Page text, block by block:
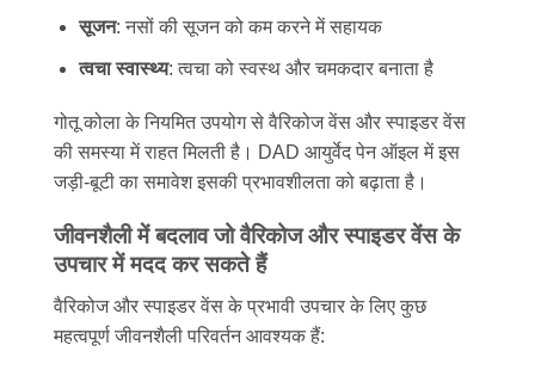
सूजन: नसों की सूजन को कम करने में सहायक
त्वचा स्वास्थ्य: त्वचा को स्वस्थ और चमकदार बनाता है
गोतू कोला के नियमित उपयोग से वैरिकोज वेंस और स्पाइडर वेंस
की समस्या में राहत मिलती है। DAD आयुर्वेद पेन ऑइल में इस
जड़ी-बूटी का समावेश इसकी प्रभावशीलता को बढ़ाता है।
जीवनशैली में बदलाव जो वैरिकोज और स्पाइडर वेंस के
उपचार में मदद कर सकते हैं
वैरिकोज और स्पाइडर वेंस के प्रभावी उपचार के लिए कुछ
महत्वपूर्ण जीवनशैली परिवर्तन आवश्यक हैं: